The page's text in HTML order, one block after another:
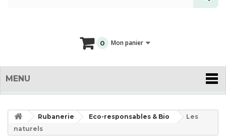
0 Mon panier
MENU
Rubanerie Eco-responsables & Bio
Les
naturels